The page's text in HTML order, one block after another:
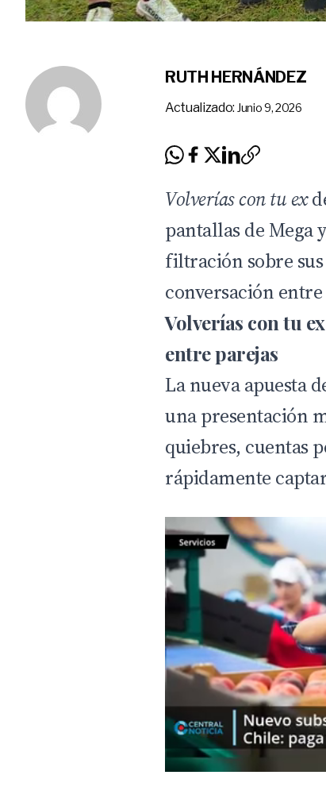
RUTH HERNÁNDEZ
Actualizado: Junio 9, 2026
Volverías con tu ex
pantallas deMega
filtración sobre
conversación
Volverías con tu
entre parejas
La nueva apuesta
una presentación
quiebres, cuentas
rápidamente